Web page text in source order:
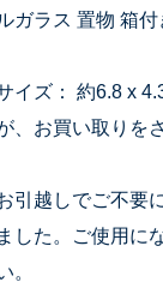
ガラス 置物 箱付
イズ： 約6.8 x
、お買い取りを
引越しでご不要
ました。ご使用に
。